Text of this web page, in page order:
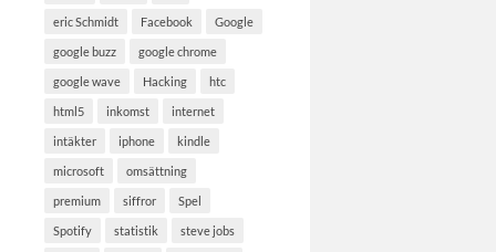
eric Schmidt Facebook Google
google buzz google chrome
google wave Hacking htc
html5 inkomst internet
intäkter iphone kindle
microsoft omsättning
premium siffror Spel
Spotify statistik steve jobs